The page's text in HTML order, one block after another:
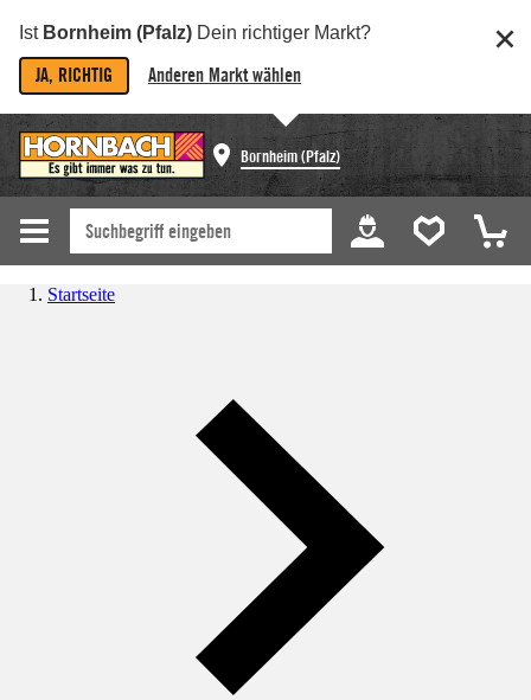
Ist Bornheim (Pfalz) Dein richtiger Markt?
JA, RICHTIG Anderen Markt wählen
Bornheim (Pfalz)
Startseite